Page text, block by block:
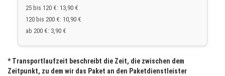
25 bis 120 €: 13,90 €
120 bis 200 €: 10,90 €
ab 200 €: 3,90 €
* Transportlaufzeit beschreibt die Zeit, die zwischen dem
Zeitpunkt, zu dem wir das Paket an den Paketdienstleister